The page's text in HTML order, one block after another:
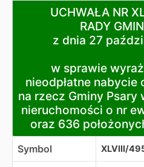
UCHWAŁA NR XLVIII/495/
RADY GMINY PSARY
z dnia 27 października
w sprawie wyrażenia
UCHWAŁA NR
RADY
z dnia 27
w sprawie
nieodpłatne nabycie
na rzecz Gminy
nieruchomości o nr
oraz 636
Symbol XLVIII/